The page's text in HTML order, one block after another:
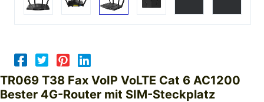
TR069 T38 Fax VoIP VoLTE Cat 6 AC1200
Bester 4G-Router mit SIM-Steckplatz